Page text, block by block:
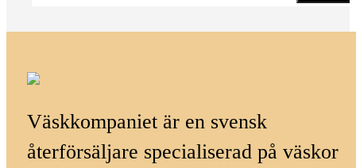
Väskkompaniet är en svensk
återförsäljare specialiserad på väskor